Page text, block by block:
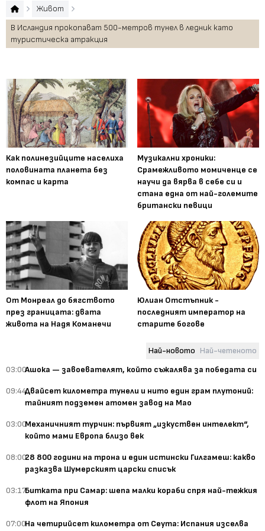
Живот
В Исландия прокопават 500-метров тунел в ледник като
туристическа атракция
Как полинезийците населиха
половината планета без
компас и карта
Музикални хроники:
Срамежливото момиченце се
научи да вярва в себе си и
стана една от най-големите
британски певици
От Монреал до бягството
през границата: двата
живота на Надя Команечи
Юлиан Отстъпник -
последният император на
старите богове
Най-новото Най-четеното
03:00Ашока — завоевателят, който съжалява за победата си
09:44Двайсет километра тунели и нито един грам плутоний:
тайният подземен атомен завод на Мао
03:00Механичният турчин: първият „изкуствен интелект“,
който мами Европа близо век
08:0028 800 години на трона и един истински Гилгамеш: какво
разказва Шумерският царски списък
03:17Битката при Самар: шепа малки кораби спря най-тежкия
флот на Япония
07:00На четирийсет километра от Сеута: Испания изселва